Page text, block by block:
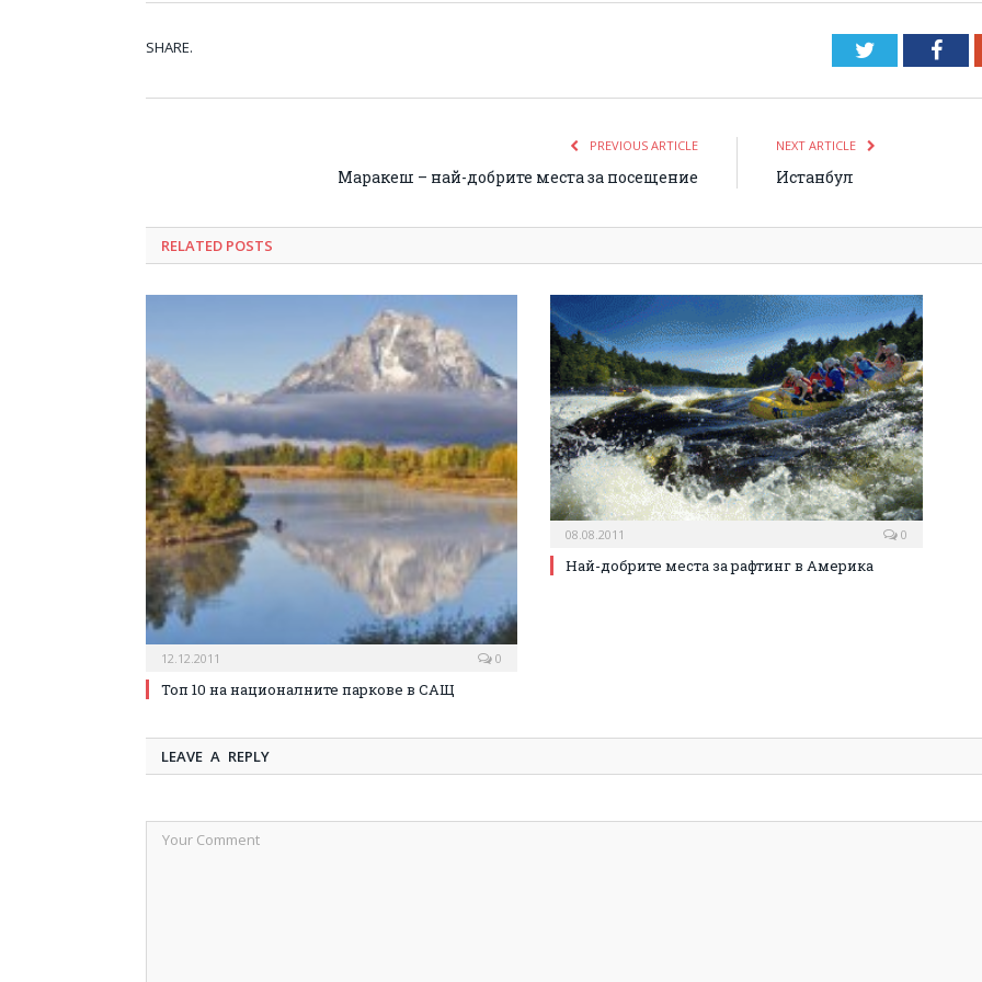
SHARE. Twitter
PREVIOUS ARTICLE
Маракеш – най-добрите места за посещение
NEXT ARTICLE
Истанбул
RELATED POSTS
12.12.2011 0
Топ 10 на националните паркове в САЩ
08.08.2011 0
Най-добрите места за рафтинг в Америка
LEAVE A REPLY